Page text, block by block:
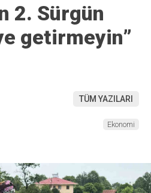
2. Sürgün
getirmeyin”
TÜM YAZILARI
Ekonomi